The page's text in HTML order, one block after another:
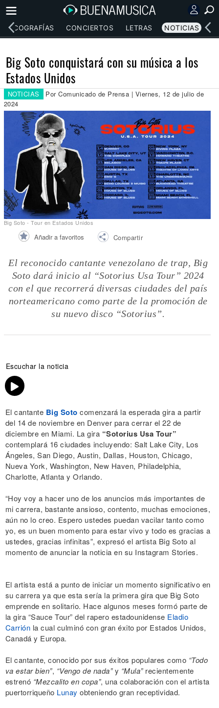
DISCOGRAFÍAS CONCIERTOS LETRAS NOTICIAS
Big Soto conquistará con su música a los
Estados Unidos
NOTICIAS
Por Comunicado de Prensa | Viernes, 12 de julio de
2024
Big Soto - Tour en Estados Unidos
Añadir a favoritos Compartir
El reconocido cantante venezolano de trap, Big
Soto dará inicio al “Sotorius Usa Tour” 2024
con el que recorrerá diversas ciudades del país
norteamericano como parte de la promoción de
su nuevo disco “Sotorius”.
Escuchar la noticia
El cantante Big Soto comenzará la esperada gira a partir
del 14 de noviembre en Denver para cerrar el 22 de
diciembre en Miami. La gira “Sotorius Usa Tour”
contemplará 16 ciudades incluyendo: Salt Lake City, Los
Ángeles, San Diego, Austin, Dallas, Houston, Chicago,
Nueva York, Washington, New Haven, Philadelphia,
Charlotte, Atlanta y Orlando.
“Hoy voy a hacer uno de los anuncios más importantes de
mi carrera, bastante ansioso, contento, muchas emociones,
aún no lo creo. Espero ustedes puedan vacilar tanto como
yo, es un buen momento para estar vivo y todo es gracias a
ustedes, gracias infinitas”, expresó el artista Big Soto al
momento de anunciar la noticia en su Instagram Stories.
El artista está a punto de iniciar un momento significativo en
su carrera ya que esta sería la primera gira que Big Soto
emprende en solitario. Hace algunos meses formó parte de
la gira “Sauce Tour” del rapero estadounidense Eladio
Carrión la cual culminó con gran éxito por Estados Unidos,
Canadá y Europa.
El cantante, conocido por sus éxitos populares como “Todo
va estar bien”, “Vengo de nada”y “Mula”recientemente
estrenó “Mezcalito en copa”, una colaboración con el artista
puertorriqueño Lunay obteniendo gran receptividad.